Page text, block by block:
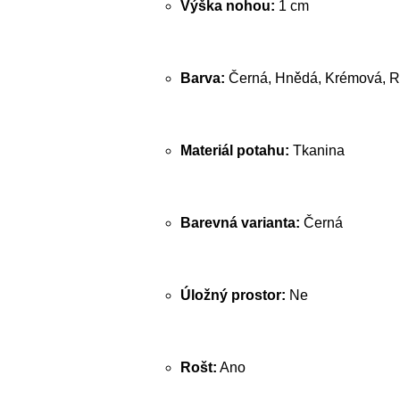
Výška nohou: 1 cm
Barva: Černá, Hnědá, Krémová,
Materiál potahu: Tkanina
Barevná varianta: Černá
Úložný prostor: Ne
Rošt: Ano